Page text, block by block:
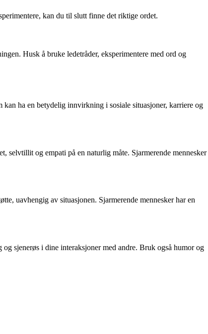
kan du til slutt finne det riktige ordet.
Husk å bruke ledetråder, eksperimentere med ord og
kan ha en betydelig innvirkning i sosiale situasjoner, karriere og
selvtillit og empati på en naturlig måte. Sjarmerende mennesker
uavhengig av situasjonen. Sjarmerende mennesker har en
sjenerøs i dine interaksjoner med andre. Bruk også humor og